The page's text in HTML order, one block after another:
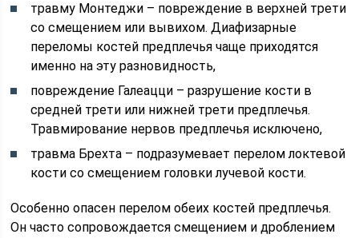
травму Монтеджи – повреждение в верхней трети
со смещением или вывихом. Диафизарные
переломы костей предплечья чаще приходятся
именно на эту разновидность,
повреждение Галеацци – разрушение кости в
средней трети или нижней трети предплечья.
Травмирование нервов предплечья исключено,
травма Брехта – подразумевает перелом локтевой
кости со смещением головки лучевой кости.
Особенно опасен перелом обеих костей предплечья.
Он часто сопровождается смещением и дроблением